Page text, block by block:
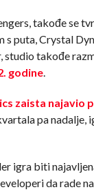
takođe se
s puta, Crystal
studio takođe
godine.
zaista najavio
pa nadalje,
igra biti
da rade